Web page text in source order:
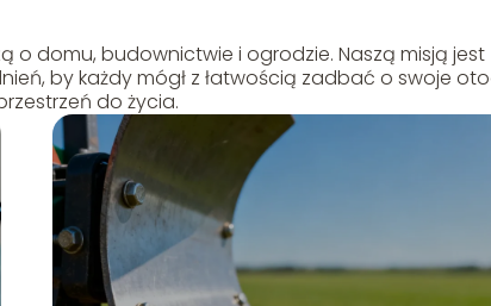
o domu, budownictwie i ogrodzie. Naszą misją jest
by każdy mógł z łatwością zadbać o swoje
do życia.